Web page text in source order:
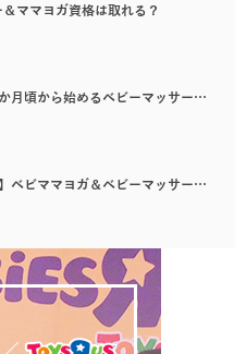
ママヨガ資格は取れる？
月頃から始めるベビーマッサー…
ベビママヨガ＆ベビーマッサー…